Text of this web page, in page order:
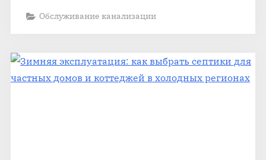
промышленности:
Обслуживание канализации